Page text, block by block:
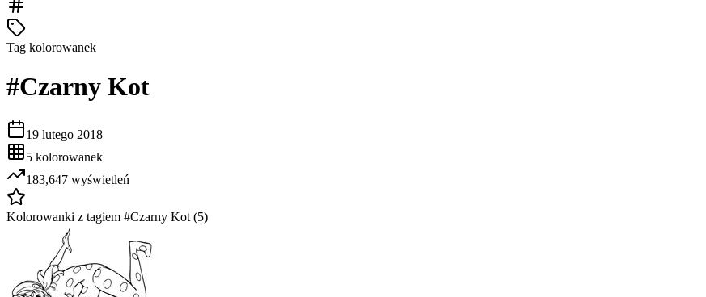
Tag kolorowanek
#Czarny Kot
19 lutego 2018
5 kolorowanek
183,647 wyświetleń
Kolorowanki z tagiem #Czarny Kot (5)